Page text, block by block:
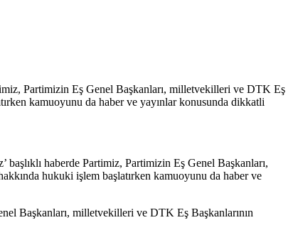
Partimizin Eş Genel Başkanları, milletvekilleri ve DTK Eş
kamuoyunu da haber ve yayınlar konusunda dikkatli
haberde Partimiz, Partimizin Eş Genel Başkanları,
hukuki işlem başlatırken kamuoyunu da haber ve
Başkanları, milletvekilleri ve DTK Eş Başkanlarının